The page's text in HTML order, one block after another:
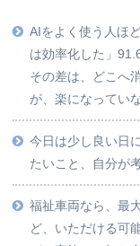
AIをよく使う人ほ
は効率化した」
その差は、どこへ
が、楽になってい
今日は少し良い日
たいこと、自分が
福祉車両なら、最
ど、いただける可